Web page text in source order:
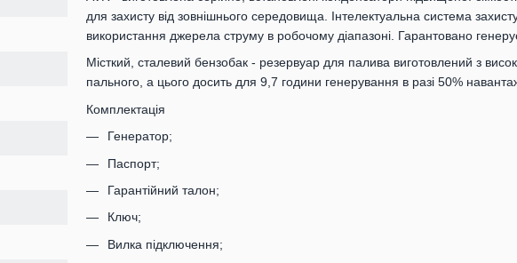
для захисту від зовнішнього середовища. Інтелектуальна система
використання джерела струму в робочому діапазоні. Гарантовано
Місткий, сталевий бензобак - резервуар для палива виготовлений з
пального, а цього досить для 9,7 години генерування в разі 50%
Комплектація
Генератор;
Паспорт;
Гарантійний талон;
Ключ;
Вилка підключення;